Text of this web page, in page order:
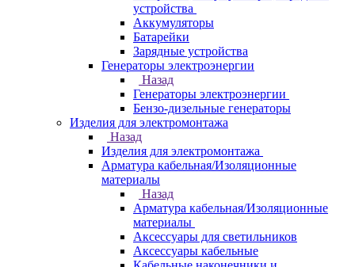
устройства
Аккумуляторы
Батарейки
Зарядные устройства
Генераторы электроэнергии
Назад
Генераторы электроэнергии
Бензо-дизельные генераторы
Изделия для электромонтажа
Назад
Изделия для электромонтажа
Арматура кабельная/Изоляционные
материалы
Назад
Арматура кабельная/Изоляционные
материалы
Аксессуары для светильников
Аксессуары кабельные